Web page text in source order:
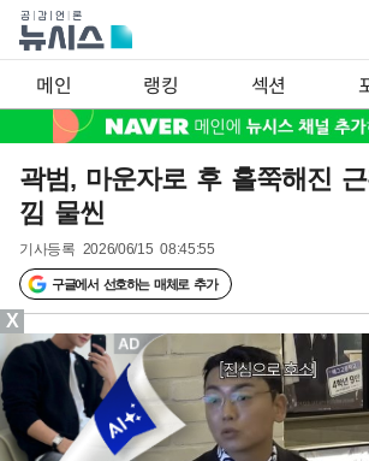
메인 랭킹 섹션
곽범, 마운자로 후 홀쭉해진
낌 물씬
기사등록 2026/06/15 08:45:55
구글에서 선호하는 매체로 추가
X